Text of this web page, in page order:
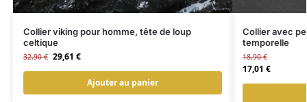
Collier viking pour homme, tête de loup
celtique
32,90€ 29,61 €
Ajouter au panier
Collier avec
temporelle
18,90€
17,01 €